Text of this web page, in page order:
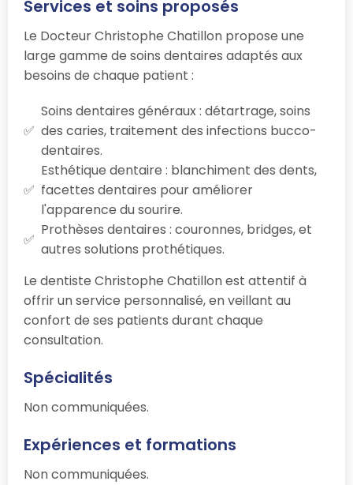
Services et soins proposés
Le Docteur Christophe Chatillon propose une
large gamme de soins dentaires adaptés aux
besoins de chaque patient :
Soins dentaires généraux : détartrage, soins
des caries, traitement des infections bucco-
dentaires.
Esthétique dentaire : blanchiment des dents,
facettes dentaires pour améliorer
l'apparence du sourire.
Prothèses dentaires : couronnes, bridges, et
autres solutions prothétiques.
Le dentiste Christophe Chatillon est attentif à
offrir un service personnalisé, en veillant au
confort de ses patients durant chaque
consultation.
Spécialités
Non communiquées.
Expériences et formations
Non communiquées.